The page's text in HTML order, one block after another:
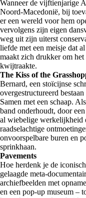
Wanneer de vijftienjarige
Noord-Macedonië, bij
er een wereld voor hem
vervolgens zijn eigen
weg uit zijn uiterst
liefde met een meisje dat
maakt zich drukker om
kwijtraakte.
The Kiss of the
Bernard, een stoïcijnse
overgestructureerd
Samen met een schaap.
band onderhoudt, door
al wiebelige werkelijkheid
raadselachtige
onvoorspelbare buren en
sprinkhaan.
Pavements
Hoe herdenk je de
gelaagde meta-
archiefbeelden met
en een pop-up museum –